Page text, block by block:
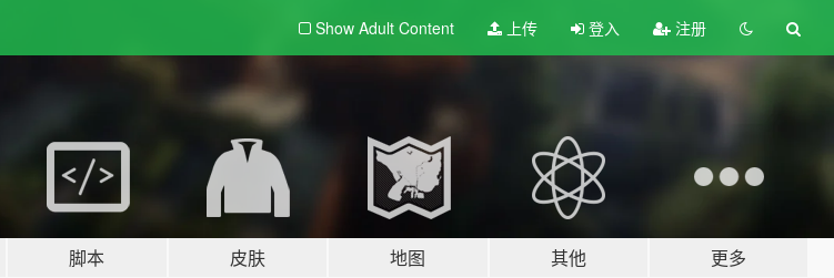
Show Adult Content 上传 登入 注册
脚本 皮肤 地图 其他 更多